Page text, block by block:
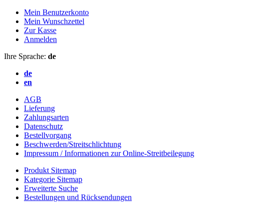
Mein Benutzerkonto
Mein Wunschzettel
Zur Kasse
Anmelden
Ihre Sprache: de
de
en
AGB
Lieferung
Zahlungsarten
Datenschutz
Bestellvorgang
Beschwerden/Streitschlichtung
Impressum / Informationen zur Online-Streitbeilegung
Produkt Sitemap
Kategorie Sitemap
Erweiterte Suche
Bestellungen und Rücksendungen